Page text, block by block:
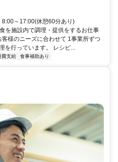
8:00～17:00(休憩60分あり)
を施設内で調理・提供をするお仕事
様のニーズに合わせて 1事業所ずつ
を行っています。 レシピ...
費支給 食事補助あり